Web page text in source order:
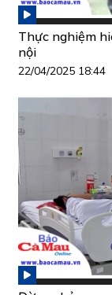
Thực nghiệm
nội
22/04/2025 18:44